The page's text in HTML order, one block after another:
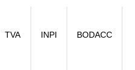
TVA INPI BODACC